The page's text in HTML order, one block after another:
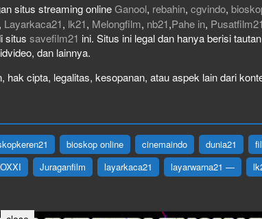
situs streaming onlineGanool, rebahin, cgvindo,
, Layarkaca21, lk21, Melongfilm, nb21,Pahe in, Pusatfilm21
situs savefilm21 ini. Situs ini legal dan hanya berisi
dan lainnya.
cipta, legalitas, kesopanan, atau aspek lain dari
bioskop online cinemaindo dunia21
Juraganfilm layarkaca21 layarwarna21 —